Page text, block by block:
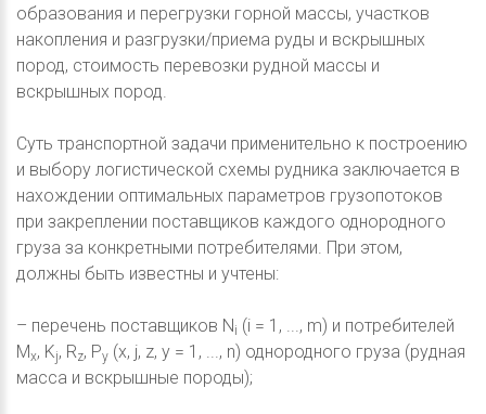
образования и перегрузки горной массы, участков
накопления и разгрузки/приема руды и вскрышных
пород, стоимость перевозки рудной массы и
вскрышных пород.
Суть транспортной задачи применительно к построению
и выбору логистической схемы рудника заключается в
нахождении оптимальных параметров грузопотоков
при закреплении поставщиков каждого однородного
груза за конкретными потребителями. При этом,
должны быть известны и учтены:
– перечень поставщиков Ni (i = 1, ..., m) и потребителей
Mx, Kj, Rz, Py (x, j, z, y = 1, ..., n) однородного груза (рудная
масса и вскрышные породы);